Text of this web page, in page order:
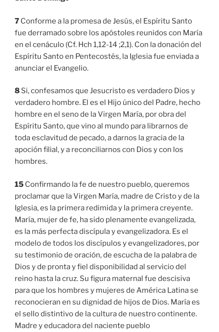
7 Conforme a la promesa de Jesús, el Espíritu Santo
fue derramado sobre los apóstoles reunidos con María
en el cenáculo (Cf. Hch 1,12-14 ;2,1). Con la donación del
Espíritu Santo en Pentecostés, la Iglesia fue enviada a
anunciar el Evangelio.
8 Si, confesamos que Jesucristo es verdadero Dios y
verdadero hombre. El es el Hijo único del Padre, hecho
hombre en el seno de la Virgen María, por obra del
Espíritu Santo, que vino al mundo para librarnos de
toda esclavitud de pecado, a darnos la gracia de la
apoción filial, y a reconciliarnos con Dios y con los
hombres.
15 Confirmando la fe de nuestro pueblo, queremos
proclamar que la Virgen María, madre de Cristo y de la
Iglesia, es la primera redimida y la primera creyente.
María, mujer de fe, ha sido plenamente evangelizada,
es la más perfecta discípula y evangelizadora. Es el
modelo de todos los discípulos y evangelizadores, por
su testimonio de oración, de escucha de la palabra de
Dios y de pronta y fiel disponibilidad al servicio del
reino hasta la cruz. Su figura maternal fue descisiva
para que los hombres y mujeres de América Latina se
reconocieran en su dignidad de hijos de Dios. María es
el sello distintivo de la cultura de nuestro continente.
Madre y educadora del naciente pueblo